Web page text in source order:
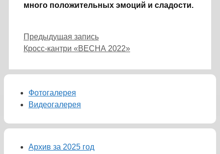
много положительных эмоций и сладости.
Предыдущая запись
Кросс-кантри «ВЕСНА 2022»
Фотогалерея
Видеогалерея
Архив за 2025 год